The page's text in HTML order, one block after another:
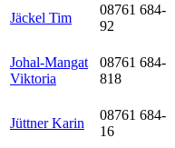
Jäckel Tim
08761 684-
92
Johal-Mangat
Viktoria
08761 684-
818
Jüttner Karin
08761 684-
16